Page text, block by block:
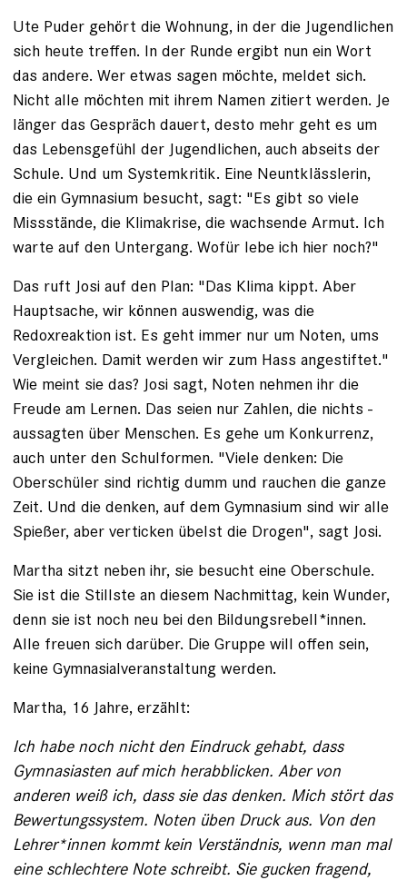
Ute Puder gehört die Wohnung, in der die Jugendlichen
sich heute treffen. In der Runde ergibt nun ein Wort
das andere. Wer etwas sagen möchte, meldet sich.
Nicht alle möchten mit ihrem Namen zitiert werden. Je
länger das Gespräch dauert, desto mehr geht es um
das Lebensgefühl der Jugendlichen, auch abseits der
Schule. Und um Systemkritik. Eine Neunt­klässlerin,
die ein Gymnasium besucht, sagt: "Es gibt so viele
Missstände, die Klimakrise, die wachsende Armut. Ich
warte auf den ­Untergang. Wofür lebe ich hier noch?"
Das ruft Josi auf den Plan: "Das Klima kippt. Aber
Hauptsache, wir können auswendig, was die
Redoxreaktion ist. Es geht immer nur um ­Noten, ums
Vergleichen. Damit ­werden wir zum Hass angestiftet."
Wie meint sie das? Josi sagt, Noten nehmen ihr die
Freude am Lernen. Das seien nur Zahlen, die nichts ­
aussagten über Menschen. Es gehe um Konkurrenz,
auch unter den Schulformen. "Viele denken: Die
Oberschüler sind richtig dumm und rauchen die ganze
Zeit. Und die denken, auf dem ­Gymnasium sind wir alle
Spießer, aber verticken übelst die Drogen", sagt Josi.
Martha sitzt neben ihr, sie besucht ­eine Oberschule.
Sie ist die Stillste an diesem Nachmittag, kein Wunder,
denn sie ist noch neu bei den Bildungsrebell*innen.
Alle freuen sich darüber. Die Gruppe will offen sein,
keine Gymnasialveranstaltung werden.
Martha, 16 Jahre, erzählt:
Ich habe noch nicht den Eindruck gehabt, dass
Gymnasiasten auf mich herabblicken. Aber von
anderen weiß ich, dass sie das ­denken. Mich stört das
Bewertungssystem. Noten üben Druck aus. Von den
Lehrer*innen kommt kein Verständnis, wenn man mal
eine schlechtere Note schreibt. Sie gucken fragend,